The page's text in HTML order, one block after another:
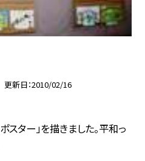
更新日 2010/02/16
スター」を描きました。平和っ